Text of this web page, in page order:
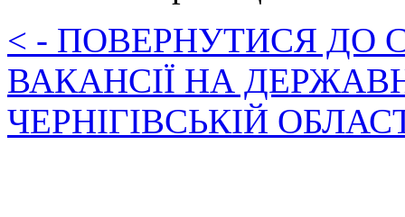
< - ПОВЕРНУТИСЯ ДО
ВАКАНСІЇ НА
ЧЕРНІГІВСЬКІЙ